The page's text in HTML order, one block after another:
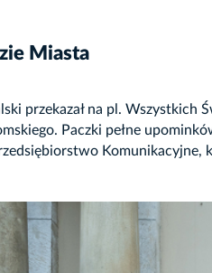
Miasta
przekazał na pl.
Paczki pełne